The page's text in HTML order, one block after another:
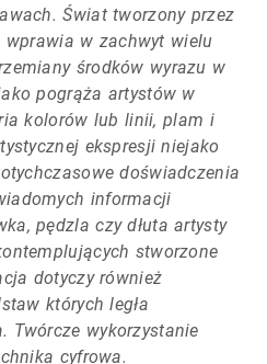
Świat tworzony przez
wprawia w zachwyt wielu
środków wyrazu w
pogrąża artystów w
kolorów lub linii, plam i
ekspresji niejako
doświadczenia
informacji
pędzla czy dłuta artysty
stworzone
dotyczy również
których legła
Twórcze wykorzystanie
cyfrowa.